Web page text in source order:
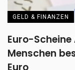
GELD & FINANZEN
Euro-
Menschen
Euro